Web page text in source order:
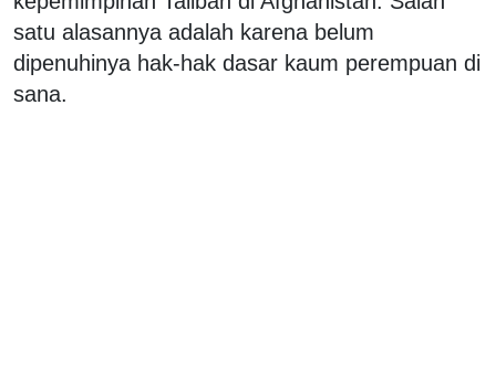
satu alasannya adalah karena belum
dipenuhinya hak-hak dasar kaum perempuan di
sana.